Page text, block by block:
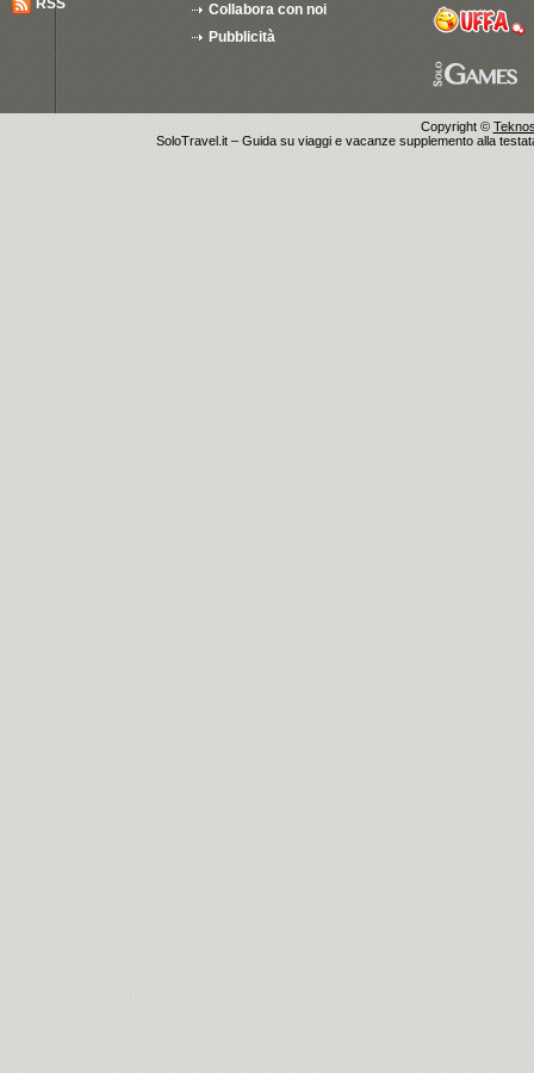
RSS
Collabora con noi
Pubblicità
Copyright ©
SoloTravel.it – Guida su viaggi e vacanze supplemento alla